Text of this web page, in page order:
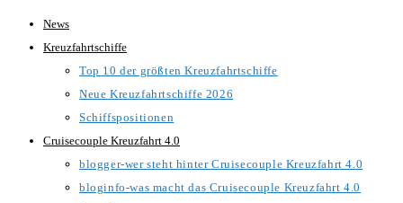
Zum
Inhalt
News
Kreuzfahrtschiffe
Top 10 der größten Kreuzfahrtschiffe
Neue Kreuzfahrtschiffe 2026
Schiffspositionen
Cruisecouple Kreuzfahrt 4.0
blogger-wer steht hinter Cruisecouple Kreuzfahrt 4.0
bloginfo-was macht das Cruisecouple Kreuzfahrt 4.0